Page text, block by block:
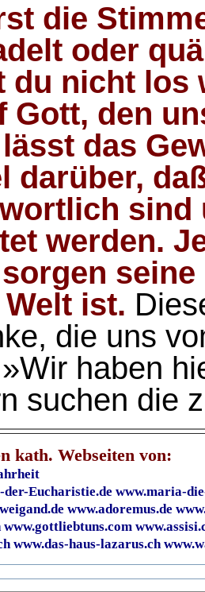
die
oder
du nicht los
Gott, den
das
darüber,
sind
werden.
ist.
die uns
haben
suchen die
kath. Webseiten von:
Eucharistie.de www.maria-
www.adoremus.de
www.gottliebtuns.com
www.das-haus-lazarus.ch